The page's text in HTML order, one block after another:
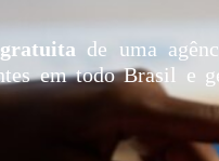
de uma
em todo Brasil e